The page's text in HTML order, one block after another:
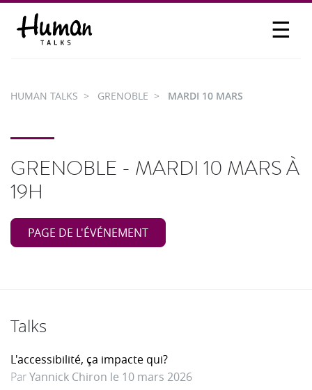
☰
PARTICIPER
HUMAN TALKS GRENOBLE MARDI 10 MARS
GRENOBLE - MARDI 10 MARS À
19H
PAGE DE L'ÉVÉNEMENT
Talks
L'accessibilité, ça impacte qui?
ParYannick Chiron le 10 mars 2026